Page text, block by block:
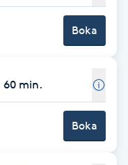
Boka
60 min.
Boka